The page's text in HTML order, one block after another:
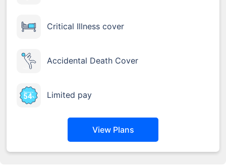
Critical Illness cover
Accidental Death Cover
Limited pay
View Plans